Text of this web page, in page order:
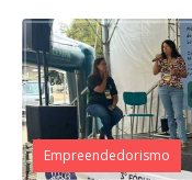
Empreendedorismo